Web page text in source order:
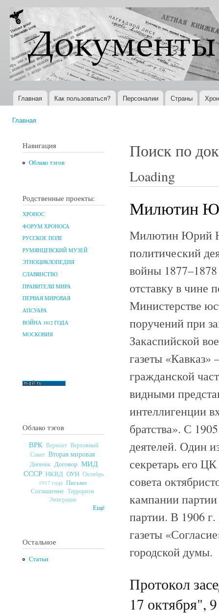
Документы
XX века
Всемирная
история в
Интернете
Главное меню
Главная Как пользоваться? Персоналии Страны
Главная
Навигация
Облако тэгов
Родственные проекты:
ХРОНОС
ФОРУМ ХРОНОСА
РУССКОЕ ПОЛЕ
РУМЯНЦЕВСКИЙ МУЗЕЙ
ЭТНОЦИКЛОПЕДИЯ
СЛАВЯНСТВО
ПРАВИТЕЛИ МИРА
ПЕРВАЯ МИРОВАЯ
АПСУАРА
ВОЙНА 1812 ГОДА
МОСКОВИЯ
Облако тэгов
ВРК Вермахт Верховный
Совет Вторая мировая
Дневник Договор МИД
СССР НКВД ОУН Октябрь
1917 года Письмо
Соглашение Терроризм
Эмиграция
Ещё
Остальное
Статьи
Поиск по
Loading
Милютин
Милютин Юрий
политический
войны
отставку в чине
Министерстве
поручений при
Закаспийской
газеты «Кавказ»
гражданской
видными
интеллигенции
братства». С
деятелей. Один
секретарь его
совета
кампании
партии. В 1906 г.
газеты
городской думы.
Протокол
17 октября",